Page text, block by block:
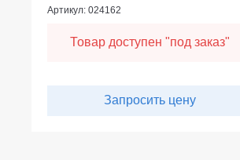
Артикул: 024162
Товар доступен "под заказ"
Запросить цену